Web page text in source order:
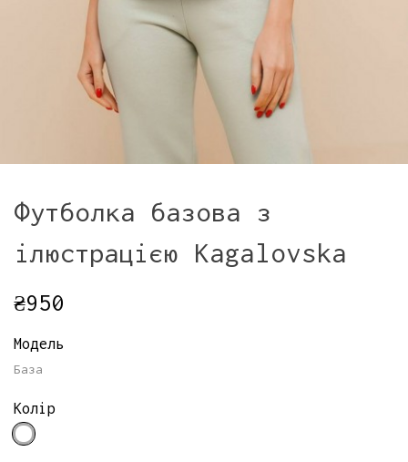
Футболка базова з
ілюстрацією Kagalovska
₴950
Модель
База
Колір